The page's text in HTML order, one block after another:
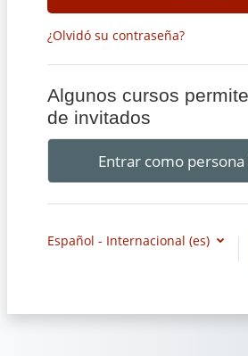
¿Olvidó su contraseña?
Algunos cursos
de invitados
Entrar como
Español - Internacional ‎(es)‎